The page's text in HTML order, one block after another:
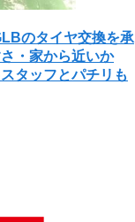
のタイヤ交換を承
・家から近いか
タッフとパチリも